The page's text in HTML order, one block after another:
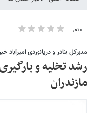
۰ نفر
مدیرکل بنادر و دریانوردی امیرآباد
رشد تخلیه و
مازندران